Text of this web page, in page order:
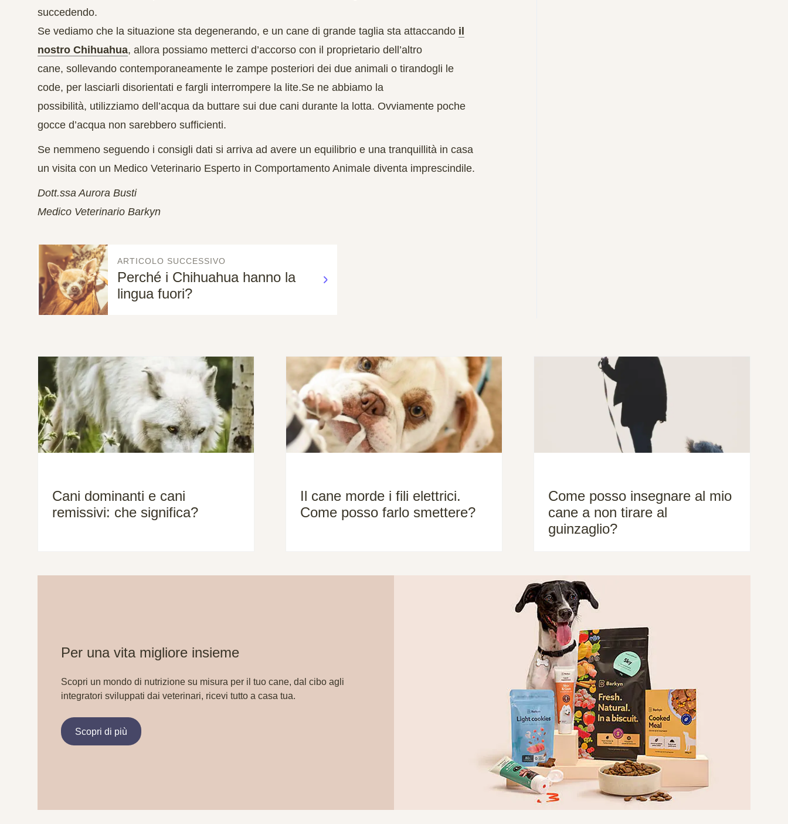
succedendo.
Se vediamo che la situazione sta degenerando, e un cane di grande taglia sta attaccando il
nostro Chihuahua, allora possiamo metterci d’accorso con il proprietario dell’altro
cane, sollevando contemporaneamente le zampe posteriori dei due animali o tirandogli le
code, per lasciarli disorientati e fargli interrompere la lite.Se ne abbiamo la
possibilità, utilizziamo dell’acqua da buttare sui due cani durante la lotta. Ovviamente poche
gocce d’acqua non sarebbero sufficienti.
Se nemmeno seguendo i consigli dati si arriva ad avere un equilibrio e una tranquillità in casa
un visita con un Medico Veterinario Esperto in Comportamento Animale diventa imprescindile.
Dott.ssa Aurora Busti
Medico Veterinario Barkyn
ARTICOLO SUCCESSIVO
Perché i Chihuahua hanno la
lingua fuori?
Cani dominanti e cani
remissivi: che significa?
Il cane morde i fili elettrici.
Come posso farlo smettere?
Come posso insegnare al mio
cane a non tirare al
guinzaglio?
Per una vita migliore insieme
Scopri un mondo di nutrizione su misura per il tuo cane, dal cibo agli
integratori sviluppati dai veterinari, ricevi tutto a casa tua.
Scopri di più